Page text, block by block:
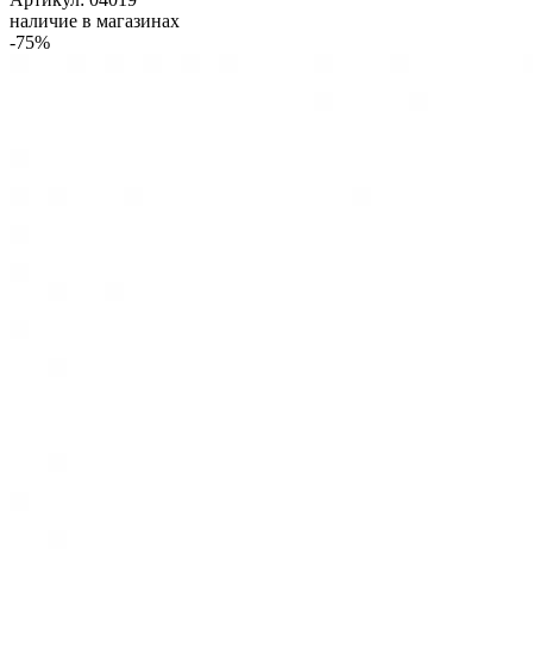
наличие в магазинах
-75%